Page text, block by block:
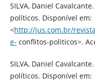
SILVA, Daniel
políticos. Disponível em:
<http://jus.com.br/
e- conflitos-politicos>.
SILVA, Daniel
políticos. Disponível em: